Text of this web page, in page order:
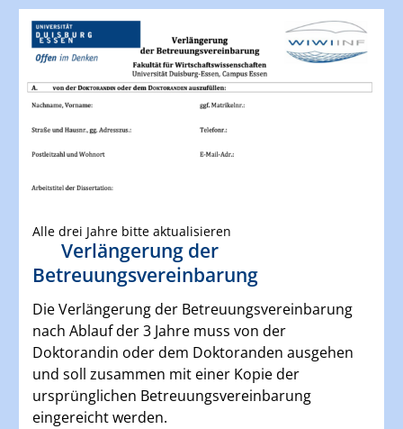
Alle drei Jahre bitte aktualisieren
Verlängerung der
Betreuungsvereinbarung
Die Verlängerung der Betreuungsvereinbarung
nach Ablauf der 3 Jahre muss von der
Doktorandin oder dem Doktoranden ausgehen
und soll zusammen mit einer Kopie der
ursprünglichen Betreuungsvereinbarung
eingereicht werden.